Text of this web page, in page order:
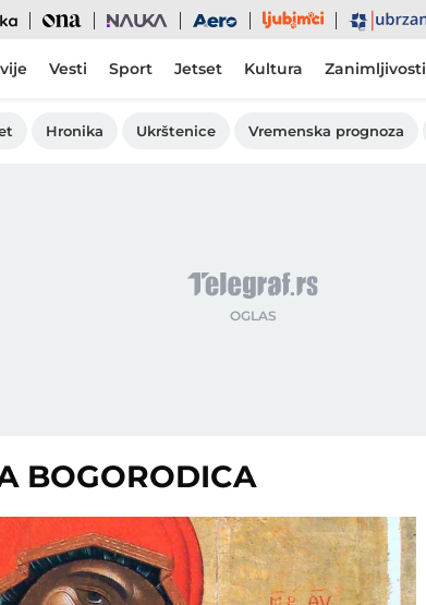
Ona Nauka Aero Ljubimci Ubrzanje
Vesti Sport Jetset Kultura Zanimljivosti
Hronika Ukrštenice Vremenska prognoza
BOGORODICA